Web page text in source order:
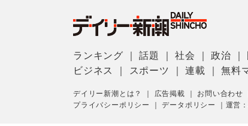
ランキング ｜話題 ｜社会 ｜政治
ビジネス
スポーツ ｜連載 ｜無料
デイリー新潮とは？ 広告掲載 お問い合わせ
プライバシーポリシー
｜データポリシー 運営